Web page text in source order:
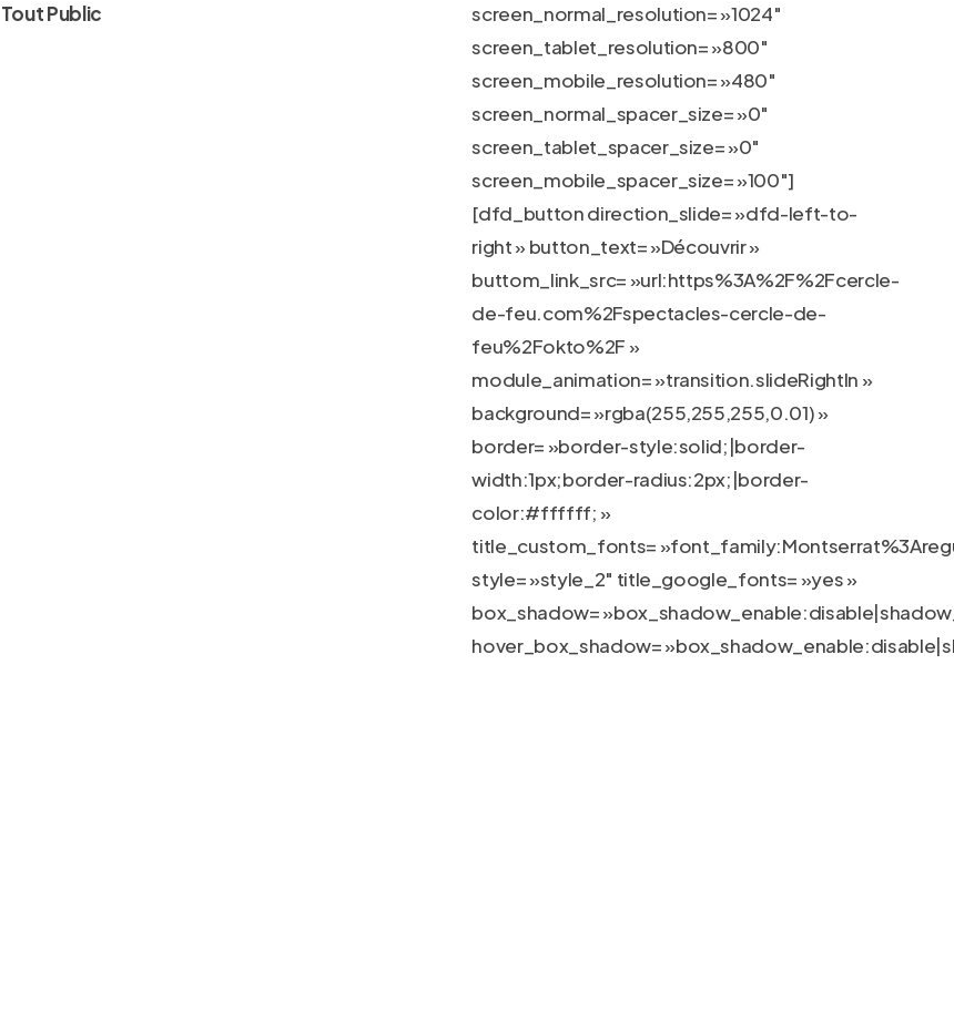
Tout Public
screen_normal_resolution= »1024″
screen_tablet_resolution= »800″
screen_mobile_resolution= »480″
screen_normal_spacer_size= »0″
screen_tablet_spacer_size= »0″
screen_mobile_spacer_size= »100″]
[dfd_button direction_slide= »dfd-left-to-
right » button_text= »Découvrir »
buttom_link_src= »url:https%3A%2F%2Fcercle-
de-feu.com%2Fspectacles-cercle-de-
feu%2Fokto%2F »
module_animation= »transition.slideRightIn »
background= »rgba(255,255,255,0.01) »
border= »border-style:solid;|border-
width:1px;border-radius:2px;|border-
color:#ffffff; »
title_custom_fonts=
style= »style_2″ title_google_fonts= »yes »
box_shadow=
hover_box_shadow=